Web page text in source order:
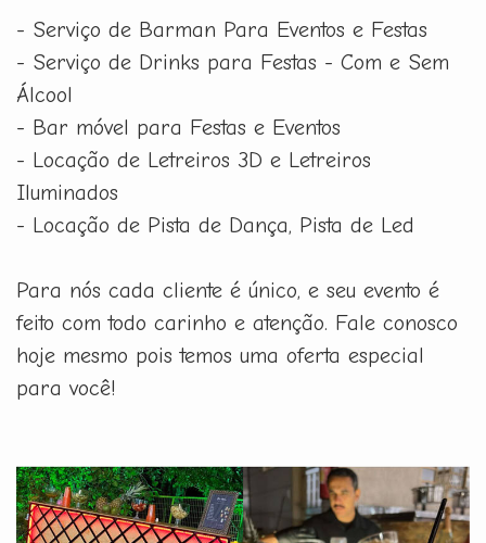
- Serviço de Barman Para Eventos e Festas
- Serviço de Drinks para Festas - Com e Sem
Álcool
- Bar móvel para Festas e Eventos
- Locação de Letreiros 3D e Letreiros
Iluminados
- Locação de Pista de Dança, Pista de Led
Para nós cada cliente é único, e seu evento é
feito com todo carinho e atenção. Fale conosco
hoje mesmo pois temos uma oferta especial
para você!